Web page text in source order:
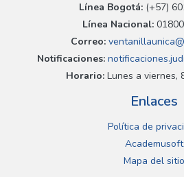
Línea Bogotá:(+57)
Línea Nacional:
Correo:
Notificaciones:
Horario:Lunes a viernes,
Enlaces
Política de
Academusoft
Mapa del sitio